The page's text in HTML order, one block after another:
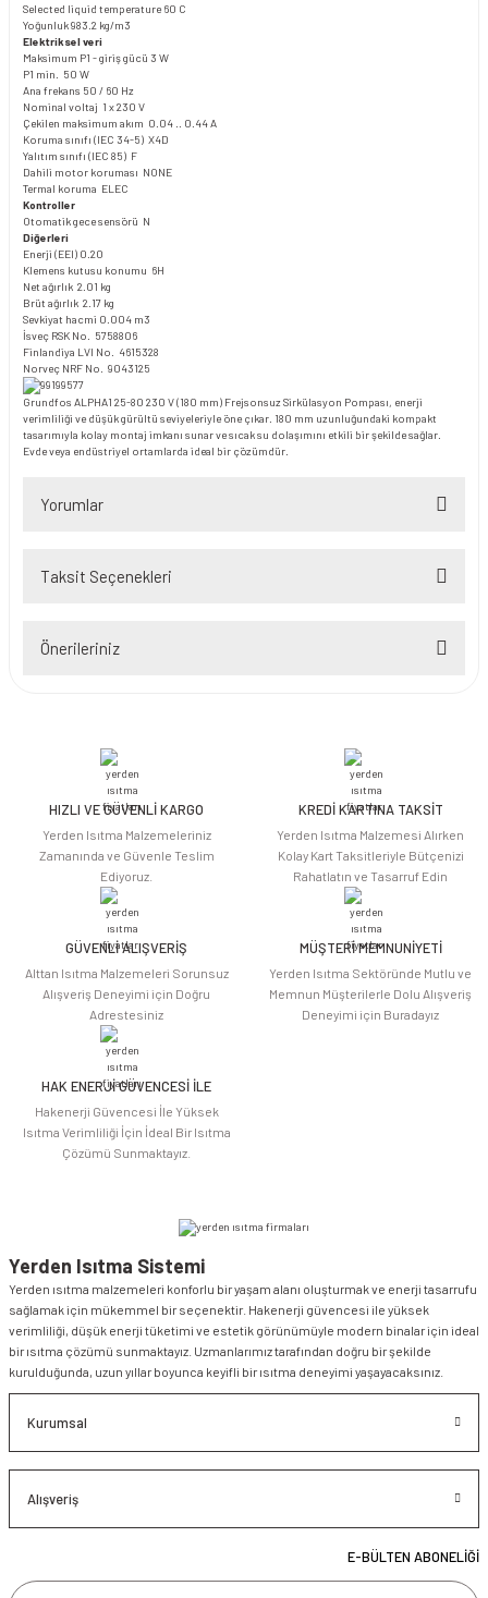
Selected liquid temperature 60 C
Yoğunluk 983.2 kg/m3
Elektriksel veri
Maksimum P1 - giriş gücü 3 W
P1 min. 50 W
Ana frekans 50 / 60 Hz
Nominal voltaj 1 x 230 V
Çekilen maksimum akım 0.04 .. 0.44 A
Koruma sınıfı (IEC 34-5) X4D
Yalıtım sınıfı (IEC 85) F
Dahili motor koruması NONE
Termal koruma ELEC
Kontroller
Otomatik gece sensörü N
Diğerleri
Enerji (EEI) 0.20
Klemens kutusu konumu 6H
Net ağırlık 2.01 kg
Brüt ağırlık 2.17 kg
Sevkiyat hacmi 0.004 m3
İsveç RSK No. 5758806
Finlandiya LVI No. 4615328
Norveç NRF No. 9043125
Grundfos ALPHA1 25-80 230 V (180 mm) Frejsonsuz Sirkülasyon Pompası, enerji
verimliliği ve düşük gürültü seviyeleriyle öne çıkar. 180 mm uzunluğundaki kompakt
tasarımıyla kolay montaj imkanı sunar ve sıcak su dolaşımını etkili bir şekilde sağlar.
Evde veya endüstriyel ortamlarda ideal bir çözümdür.
Yorumlar
Taksit Seçenekleri
Önerileriniz
iletebilirsiniz.
Görüş ve önerileriniz için teşekkür ederiz.
Ürün açıklamasında eksik bilgiler bulunuyor.
Ürün bilgilerinde hatalar bulunuyor.
Ürün fiyatı diğer sitelerden daha pahalı.
Bu ürüne benzer farklı alternatifler olmalı.
HIZLI VE GÜVENLİ KARGO
Yerden Isıtma Malzemeleriniz
Zamanında ve Güvenle Teslim
Ediyoruz.
KREDİ KARTINA TAKSİT
Yerden Isıtma Malzemesi Alırken
Kolay Kart Taksitleriyle Bütçenizi
Rahatlatın ve Tasarruf Edin
GÜVENLİ ALIŞVERİŞ
Alttan Isıtma Malzemeleri Sorunsuz
Alışveriş Deneyimi için Doğru
Adrestesiniz
MÜŞTERİ MEMNUNİYETİ
Yerden Isıtma Sektöründe Mutlu ve
Memnun Müşterilerle Dolu Alışveriş
Deneyimi için Buradayız
HAK ENERJİ GÜVENCESİ İLE
Hakenerji Güvencesi İle Yüksek
Isıtma Verimliliği İçin İdeal Bir Isıtma
Çözümü Sunmaktayız.
Yerden Isıtma Sistemi
Yerden ısıtma malzemeleri konforlu bir yaşam alanı oluşturmak ve enerji tasarrufu
sağlamak için mükemmel bir seçenektir. Hakenerji güvencesi ile yüksek
verimliliği, düşük enerji tüketimi ve estetik görünümüyle modern binalar için ideal
bir ısıtma çözümü sunmaktayız. Uzmanlarımız tarafından doğru bir şekilde
kurulduğunda, uzun yıllar boyunca keyifli bir ısıtma deneyimi yaşayacaksınız.
Kurumsal
Alışveriş
E-BÜLTEN ABONELİĞİ